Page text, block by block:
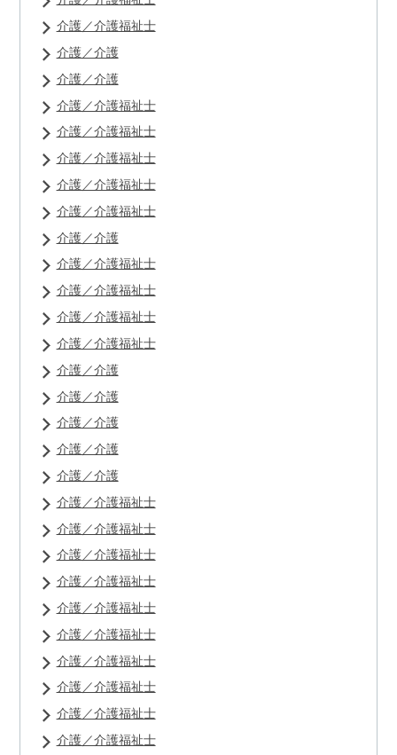
介護／介護福祉士
介護／介護
介護／介護
介護／介護福祉士
介護／介護福祉士
介護／介護福祉士
介護／介護福祉士
介護／介護福祉士
介護／介護
介護／介護福祉士
介護／介護福祉士
介護／介護福祉士
介護／介護福祉士
介護／介護
介護／介護
介護／介護
介護／介護
介護／介護
介護／介護福祉士
介護／介護福祉士
介護／介護福祉士
介護／介護福祉士
介護／介護福祉士
介護／介護福祉士
介護／介護福祉士
介護／介護福祉士
介護／介護福祉士
介護／介護福祉士